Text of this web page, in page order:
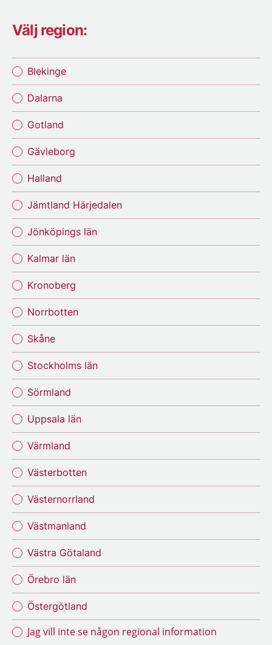
Välj region:
Blekinge
Dalarna
Gotland
Gävleborg
Halland
Jämtland Härjedalen
Jönköpings län
Kalmar län
Kronoberg
Norrbotten
Skåne
Stockholms län
Sörmland
Uppsala län
Värmland
Västerbotten
Västernorrland
Västmanland
Västra Götaland
Örebro län
Östergötland
Jag vill inte se någon regional information